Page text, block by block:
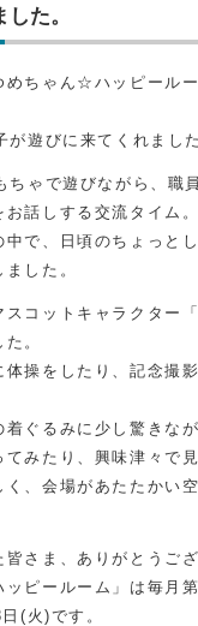
た。
めちゃん☆ハッピール
遊びに来てくれました
ちゃで遊びながら、職
話しする交流タイム。
中で、日頃のちょっと
した。
スコットキャラクター
。
体操をしたり、記念撮
着ぐるみに少し驚きな
てみたり、興味津々で
、会場があたたかい
皆さま、ありがとうござ
ッピールーム」は毎月
(火)です。